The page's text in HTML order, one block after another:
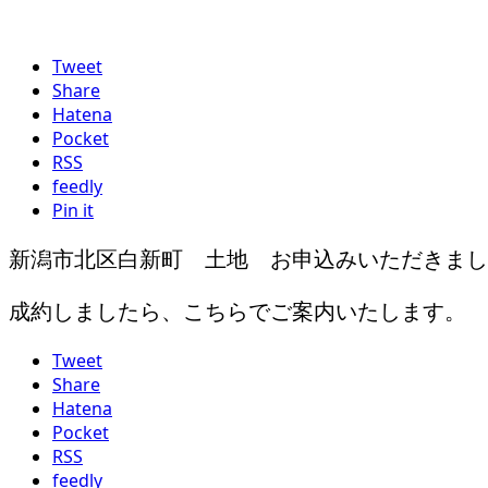
Tweet
Share
Hatena
Pocket
RSS
feedly
Pin it
新潟市北区白新町 土地 お申込みいただきま
成約しましたら、こちらでご案内いたします。
Tweet
Share
Hatena
Pocket
RSS
feedly